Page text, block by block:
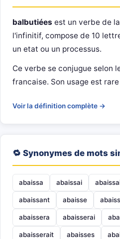
balbutiées est un verbe de
l'infinitif, compose de 10
un etat ou un processus.
Ce verbe se conjugue selon
francaise. Son usage est
Voir la définition complète →
🔁 Synonymes de mots
abaissa abaissai
abaissant abaisse
abaissera abaisserai
abaisserait abaisses